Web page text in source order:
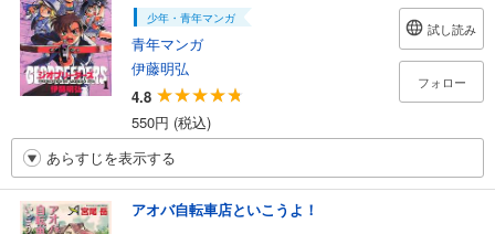
少年・青年マンガ
青年マンガ
伊藤明弘
4.8
550円 (税込)
試し読み
フォロー
あらすじを表示する
アオバ自転車店といこうよ！